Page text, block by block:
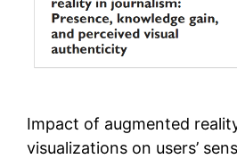
Impact of augmented
visualizations on users’